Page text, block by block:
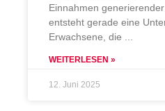
Einnahmen
entsteht gerade eine
Erwachsene, die
WEITERLESEN »
12. Juni 2025